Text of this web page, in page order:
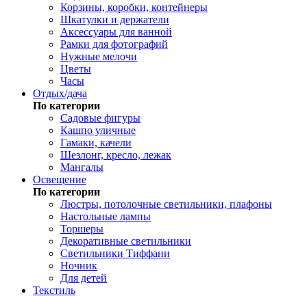
Корзины, коробки, контейнеры
Шкатулки и держатели
Аксессуары для ванной
Рамки для фотографий
Нужные мелочи
Цветы
Часы
Отдых/дача
По категории
Садовые фигуры
Кашпо уличные
Гамаки, качели
Шезлонг, кресло, лежак
Мангалы
Освещение
По категории
Люстры, потолочные светильники, плафоны
Настольные лампы
Торшеры
Декоративные светильники
Светильники Тиффани
Ночник
Для детей
Текстиль